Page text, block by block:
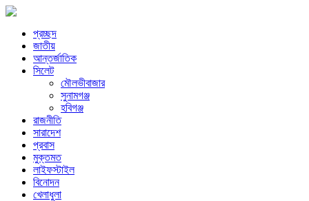
প্রচ্ছদ
জাতীয়
আন্তর্জাতিক
সিলেট
মৌলভীবাজার
সুনামগঞ্জ
হবিগঞ্জ
রাজনীতি
সারাদেশ
প্রবাস
মুক্তমত
লাইফস্টাইল
বিনোদন
খেলাধুলা